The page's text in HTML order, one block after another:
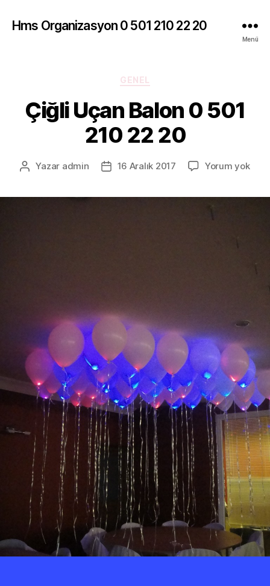
Hms Organizasyon 0 501 210 22 20
Menü
Kategoriler
GENEL
Çiğli Uçan Balon 0 501
210 22 20
Yazının
Yazar admin
Yazı16 Aralık 2017 Yorum yokÇiğli